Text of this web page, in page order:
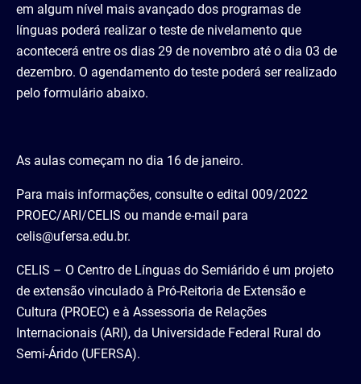
em algum nível mais avançado dos programas de
línguas poderá realizar o teste de nivelamento que
acontecerá entre os dias 29 de novembro até o dia 03 de
dezembro. O agendamento do teste poderá ser realizado
pelo formulário abaixo.
As aulas começam no dia 16 de janeiro.
Para mais informações, consulte o edital 009/2022
PROEC/ARI/CELIS ou mande e-mail para
celis@ufersa.edu.br.
CELIS – O Centro de Línguas do Semiárido é um projeto
de extensão vinculado à Pró-Reitoria de Extensão e
Cultura (PROEC) e à Assessoria de Relações
Internacionais (ARI), da Universidade Federal Rural do
Semi-Árido (UFERSA).